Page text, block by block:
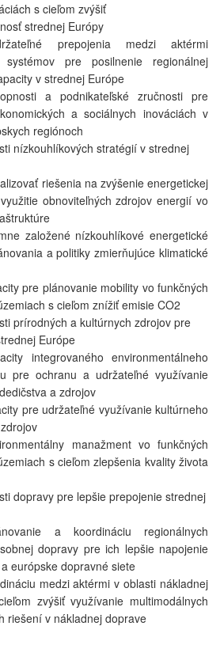
s cieľom zvýšiť
strednej Európy
prepojenia medzi aktérmi
systémov pre posilnenie regionálnej
v strednej Európe
a podnikateľské zručnosti pre
a sociálnych inováciách v
regiónoch
nízkouhlíkových stratégií v strednej
riešenia na zvýšenie energetickej
obnoviteľných zdrojov energií vo
založené nízkouhlíkové energetické
a politiky zmierňujúce klimatické
pre plánovanie mobility vo funkčných
s cieľom znížiť emisie CO2
prírodných a kultúrnych zdrojov pre
Európe
integrovaného environmentálneho
pre ochranu a udržateľné využívanie
a zdrojov
pre udržateľné využívanie kultúrneho
manažment vo funkčných
s cieľom zlepšenia kvality života
dopravy pre lepšie prepojenie strednej
a koordináciu regionálnych
dopravy pre ich lepšie napojenie
európske dopravné siete
medzi aktérmi v oblasti nákladnej
zvýšiť využívanie multimodálnych
riešení v nákladnej doprave